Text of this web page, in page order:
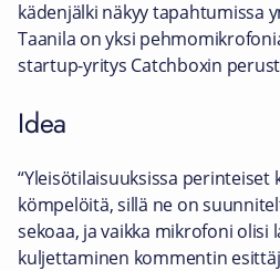
kädenjälki näkyy tapahtumissa
Taanila on yksi
startup-yritys Catchboxin
Idea
“Yleisötilaisuuksissa
kömpelöitä, sillä ne on
sekoaa, ja vaikka mikrofoni olisi
kuljettaminen kommentin